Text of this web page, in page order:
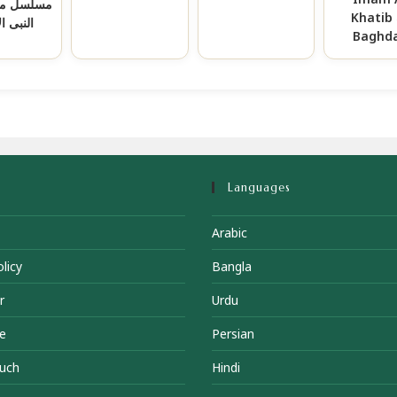
مسلسل
النبی
Khatib
Languages
Arabic
Bangla
Urdu
Persian
Hindi